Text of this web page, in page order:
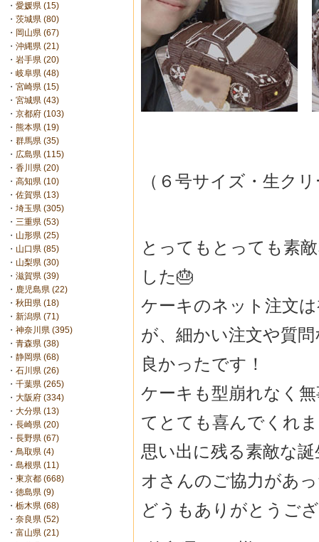
・ 愛媛県 (15)
・ 茨城県 (80)
・ 岡山県 (67)
・ 沖縄県 (21)
・ 岩手県 (20)
・ 岐阜県 (48)
・ 宮崎県 (15)
・ 宮城県 (43)
・ 京都府 (103)
・ 熊本県 (19)
・ 群馬県 (35)
・ 広島県 (115)
・ 香川県 (20)
・ 高知県 (10)
・ 佐賀県 (13)
・ 埼玉県 (305)
・ 三重県 (53)
・ 山形県 (25)
・ 山口県 (85)
・ 山梨県 (30)
・ 滋賀県 (39)
・ 鹿児島県 (22)
・ 秋田県 (18)
・ 新潟県 (71)
・ 神奈川県 (395)
・ 青森県 (38)
・ 静岡県 (68)
・ 石川県 (26)
・ 千葉県 (265)
・ 大阪府 (334)
・ 大分県 (13)
・ 長崎県 (20)
・ 長野県 (67)
・ 鳥取県 (4)
・ 島根県 (11)
・ 東京都 (668)
・ 徳島県 (9)
・ 栃木県 (68)
・ 奈良県 (52)
・ 富山県 (21)
（６号サイズ・生ク
とってもとっても素
した🎂
ケーキのネット注文
が、細かい注文や質
良かったです！
ケーキも型崩れなく
てとても喜んでくれ
思い出に残る素敵な
オさんのご協力があ
どうもありがとうご